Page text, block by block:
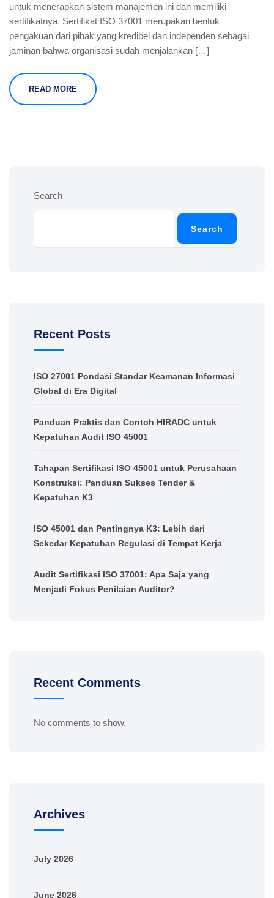
untuk menerapkan sistem manajemen ini dan memiliki
sertifikatnya. Sertifikat ISO 37001 merupakan bentuk
pengakuan dari pihak yang kredibel dan independen sebagai
jaminan bahwa organisasi sudah menjalankan […]
READ MORE
Search
Search
Recent Posts
ISO 27001 Pondasi Standar Keamanan Informasi
Global di Era Digital
Panduan Praktis dan Contoh HIRADC untuk
Kepatuhan Audit ISO 45001
Tahapan Sertifikasi ISO 45001 untuk Perusahaan
Konstruksi: Panduan Sukses Tender &
Kepatuhan K3
ISO 45001 dan Pentingnya K3: Lebih dari
Sekedar Kepatuhan Regulasi di Tempat Kerja
Audit Sertifikasi ISO 37001: Apa Saja yang
Menjadi Fokus Penilaian Auditor?
Recent Comments
No comments to show.
Archives
July 2026
June 2026